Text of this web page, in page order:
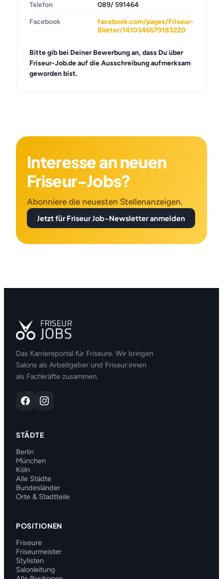
Telefon
089/ 591464
Facebook
facebook.com/pages/Friseur-
Blatter/1410346679183220
Bitte gib bei Deiner Bewerbung an, dass Du über
Friseur-Job.de auf die Ausschreibung aufmerksam
geworden bist.
Interesse an neuen
Friseur-Jobs?
Abonniere die neuesten Stellenanzeigen.
Jetzt für Friseur Job-Newsletter anmelden
Das Karriereportal für Friseure. Wir bringen
Salons als Arbeitgeber und Friseur:innen
als Fachkräfte zusammen.
STÄDTE
Berlin
München
Köln
Alle Städte
Bundesländer
Orte & Stadtteile
POSITIONEN
Friseure
Friseurmeister
Stylisten
Salonleitung